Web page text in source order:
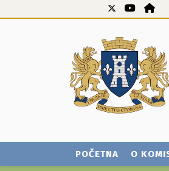
POČETNA O